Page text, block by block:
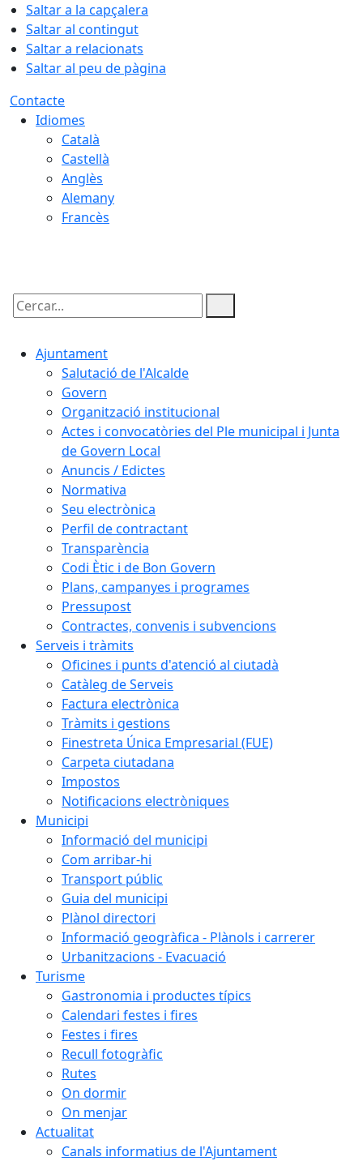
Saltar a la capçalera
Saltar al contingut
Saltar a relacionats
Saltar al peu de pàgina
Contacte
Idiomes
Català
Castellà
Anglès
Alemany
Francès
Cercar:
Ajuntament
Salutació de l'Alcalde
Govern
Organització institucional
Actes i convocatòries del Ple municipal i Junta
de Govern Local
Anuncis / Edictes
Normativa
Seu electrònica
Perfil de contractant
Transparència
Codi Ètic i de Bon Govern
Plans, campanyes i programes
Pressupost
Contractes, convenis i subvencions
Serveis i tràmits
Oficines i punts d'atenció al ciutadà
Catàleg de Serveis
Factura electrònica
Tràmits i gestions
Finestreta Única Empresarial (FUE)
Carpeta ciutadana
Impostos
Notificacions electròniques
Municipi
Informació del municipi
Com arribar-hi
Transport públic
Guia del municipi
Plànol directori
Informació geogràfica - Plànols i carrerer
Urbanitzacions - Evacuació
Turisme
Gastronomia i productes típics
Calendari festes i fires
Festes i fires
Recull fotogràfic
Rutes
On dormir
On menjar
Actualitat
Canals informatius de l'Ajuntament